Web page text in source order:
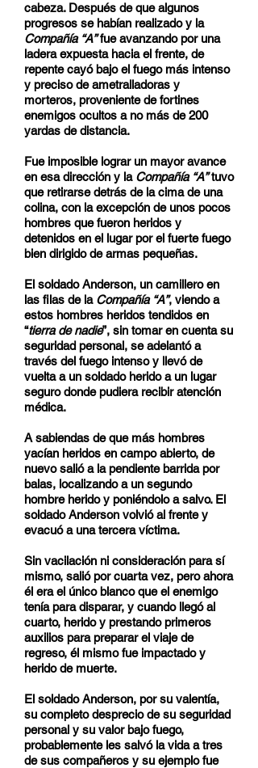
cabeza. Después de que algunos
progresos se habían realizado y la
Compañía “A”fue avanzando por una
ladera expuesta hacia el frente, de
repente cayó bajo el fuego más intenso
y preciso de ametralladoras y
morteros, proveniente de fortines
enemigos ocultos a no más de 200
yardas de distancia.
Fue imposible lograr un mayor avance
en esa dirección y la Compañía “A”tuvo
que retirarse detrás de la cima de una
colina, con la excepción de unos pocos
hombres que fueron heridos y
detenidos en el lugar por el fuerte fuego
bien dirigido de armas pequeñas.
El soldado Anderson, un camillero en
las filas de la Compañía “A”, viendo a
estos hombres heridos tendidos en
“tierra de nadie”, sin tomar en cuenta su
seguridad personal, se adelantó a
través del fuego intenso y llevó de
vuelta a un soldado herido a un lugar
seguro donde pudiera recibir atención
médica.
A sabiendas de que más hombres
yacían heridos en campo abierto, de
nuevo salió a la pendiente barrida por
balas, localizando a un segundo
hombre herido y poniéndolo a salvo. El
soldado Anderson volvió al frente y
evacuó a una tercera víctima.
Sin vacilación ni consideración para sí
mismo, salió por cuarta vez, pero ahora
él era el único blanco que el enemigo
tenía para disparar, y cuando llegó al
cuarto, herido y prestando primeros
auxilios para preparar el viaje de
regreso, él mismo fue impactado y
herido de muerte.
El soldado Anderson, por su valentía,
su completo desprecio de su seguridad
personal y su valor bajo fuego,
probablemente les salvó la vida a tres
de sus compañeros y su ejemplo fue